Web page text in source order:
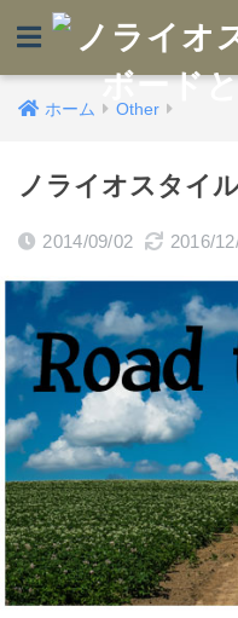
ホーム Other
ノライオスタイ
2014/09/02 2016/